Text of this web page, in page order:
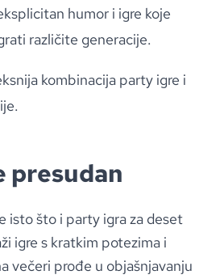
humor i igre koje
različite generacije.
kombinacija party igre i
presudan
isto što i party igra za deset
igre s kratkim potezima i
večeri prođe u objašnjavanju